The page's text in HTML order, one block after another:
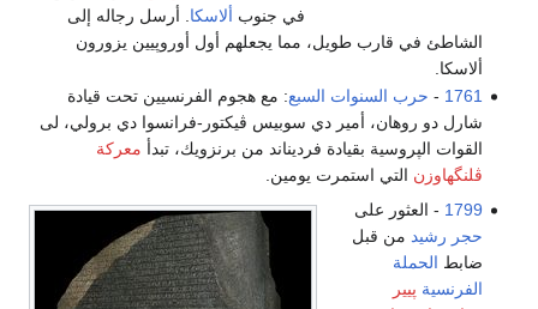
في جنوب ألاسكا . أرسل رجاله إلى
الشاطئ في قارب طويل، مما يجعلهم أول أوروپيين يزورون
ألاسكا.
1761
- حرب السنوات السبع: مع هجوم الفرنسيين تحت قيادة
شارل دو روهان، أمير دي سوبيس ڤيكتور-فرانسوا دي برولي، لى
القوات الپروسية بقيادة فرديناند من برنزويك، تبدأ معركة
ڤلنگهاوزن التي استمرت يومين.
1799 - العثور على
حجر رشيد من قبل
ضابط الحملة
الفرنسية پيير